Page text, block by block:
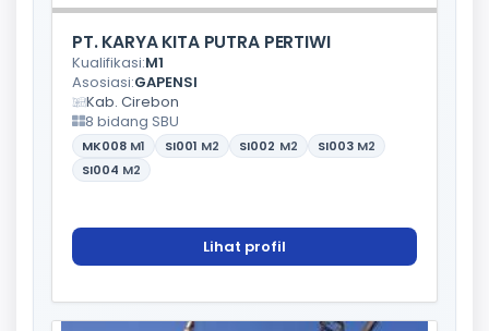
PT. KARYA KITA PUTRA PERTIWI
Kualifikasi:M1
Asosiasi:GAPENSI
Kab. Cirebon
8 bidang SBU
MK008 M1 SI001 M2 SI002 M2 SI003 M2
SI004 M2
Lihat profil